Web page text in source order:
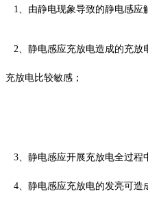
1、由静电现象导致的静电感应
2、静电感应充放电造成的充放
充放电比较敏感；
3、静电感应开展充放电全过程
4、静电感应充放电的发亮可造